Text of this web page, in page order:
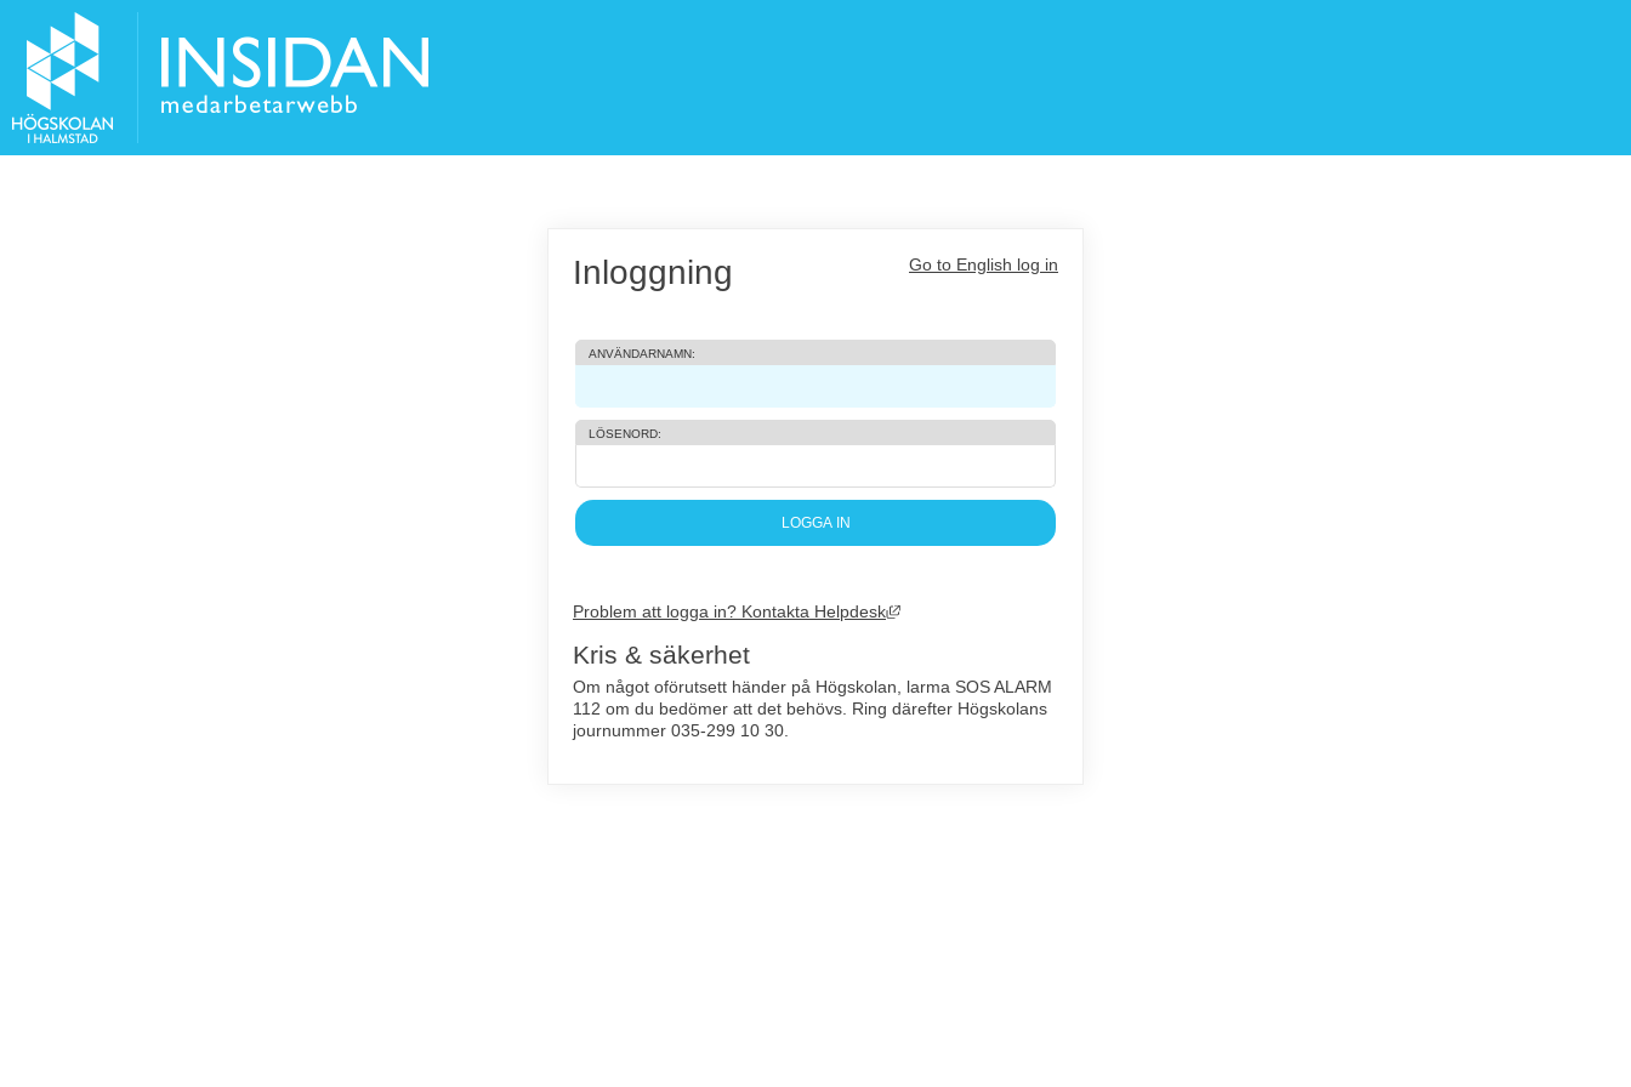
Go to English log in
Inloggning
Inloggning
ANVÄNDARNAMN:
LÖSENORD:
Problem att logga in? Kontakta Helpdesk Länk till annan webbplats, öppnas i nytt fönster.
Kris & säkerhet
Om något oförutsett händer på Högskolan, larma SOS ALARM
112 om du bedömer att det behövs. Ring därefter Högskolans
journummer 035-299 10 30.